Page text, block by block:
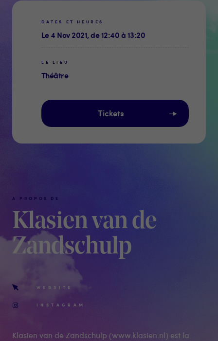
DATES ET HEURES
Le 4 Nov 2021, de 12:40 à 13:20
LE LIEU
Théâtre
Tickets
A PROPOS DE
Klasien van de
Zandschulp
WEBSITE
INSTAGRAM
Klasien van de Zandschulp (www.klasien.nl) est la